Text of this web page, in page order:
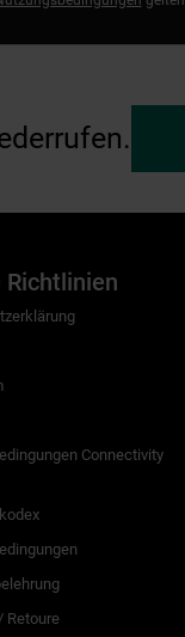
Richtlinien
Connectivity
Retoure